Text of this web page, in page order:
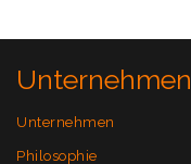
Unternehmen
Unternehmen
Philosophie